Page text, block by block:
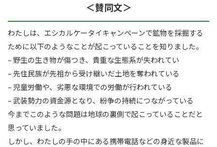
＜賛同文＞
わたしは、エシカルケータイキャンペーンで鉱物を採掘する
ために以下のようなことが起こっていることを知りました。
– 野生の生き物が傷つき、貴重な生態系が失われてい
– 先住民族が先祖から受け継いだ土地を奪われている
– 児童労働や、劣悪な環境での労働が行われている
– 武装勢力の資金源となり、紛争の持続につながっている
今までこのような問題は地球の裏側で起こっていることだと
思っていました。
しかし、わたしの手の中にある携帯電話などの身近な製品に